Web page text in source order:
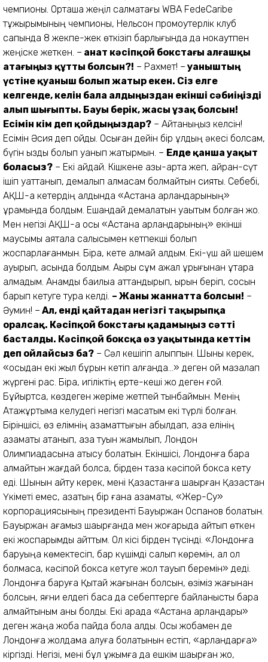
чемпионы. Орташа жеңіл салмақтағы WBA FedeCaribe
тұжырымының чемпионы, Нельсон промоутерлік клуб
сапында 8 жекпе-жек өткізіп барлығында да нокаутпен
жеңіске жеткен. – Қанат кәсіпқой бокстағы алғашқы
атағыңыз құтты болсын?! – Рахмет! – Қуаныштың
үстіне қуаныш болып жатыр екен. Сіз елге
келгенде, келін бала алдыңыздан екінші сәбиіңізді
алып шығыпты. Бауы берік, жасы ұзақ болсын!
Есімін кім деп қойдыңыздар? – Айтқаныңыз келсін!
Есімін Әсия деп қойдық. Осыған дейін бір ұлдың әкесі болсам,
бүгін қызды болып қуанып жатырмын. – Елде қанша уақыт
боласыз? – Екі айдай. Кішкене қазы-қарта жеп, айран-сүт
ішіп қуаттанып, демалып алмасам болмайтын сияқты. Себебі,
АҚШ-қа кетердің алдында «Астана арландарының»
құрамында болдым. Ешқандай демалатын уақытым болған жоқ.
Мен негізі АҚШ-қа осы «Астана арландарының» екінші
маусымы аяқтала салысымен кетпекші болып
жоспарлағанмын. Бірақ, кете алмай қалдым. Екі-үш ай шешем
ауырып, қасында болдым. Ақыры сұм ажал құрығынан құтқара
алмадым. Анамды бақилыққа аттандырып, қырқын беріп, сосын
барып кетуге тура келді. – Жаны жаннатта болсын! –
Әумин! – Ал, енді қайтадан негізгі тақырыпқа
оралсақ. Кәсіпқой бокстағы қадамыңыз сәтті
басталды. Кәсіпқой боксқа өз уақытында кеттім
деп ойлайсыз ба? – Сәл кешігіп қалыппын. Шыны керек,
«осыдан екі жыл бұрын кетіп қалғанда...» деген ой мазалап
жүргені рас. Бірақ, игіліктің ерте-кеші жоқ деген ғой.
Бұйыртса, көздеген жеріме жетпей тынбаймын. Менің
Атажұртыма келудегі негізгі мақсатым екі түрлі болған.
Біріншісі, өз елімнің азаматтығын қабылдап, қазақ елінің
азаматы атанып, қазақ туын жамылып, Лондон
Олимпиадасына қатысу болатын. Екіншісі, Лондонға бара
алмайтын жағдай болса, бірден таза кәсіпқой боксқа кету
еді. Шынын айту керек, мені Қазақстанға шақырған Қазақстан
Үкіметі емес, қазақтың бір ғана азаматы, «Жер-Су»
корпорациясының президенті Бауыржан Оспанов болатын.
Бауыржан ағамыз шақырғанда мен жоғарыда айтып өткен
екі жоспарымды айттым. Ол кісі бірден түсінді. «Лондонға
баруыңа көмектесіп, бар күшімді салып көремін, ал ол
болмаса, кәсіпқой боксқа кетуге жол тауып беремін» деді.
Лондонға баруға Қытай жағынан болсын, өзіміз жағынан
болсын, яғни елдегі басқа да себептерге байланысты бара
алмайтыным анық болды. Екі арада «Астана арландары»
деген жаңа жоба пайда бола қалды. Осы жобамен де
Лондонға жолдама алуға болатынын естіп, «арландарға»
кіргізді. Негізі, мені бұл ұжымға да ешкім шақырған жоқ,